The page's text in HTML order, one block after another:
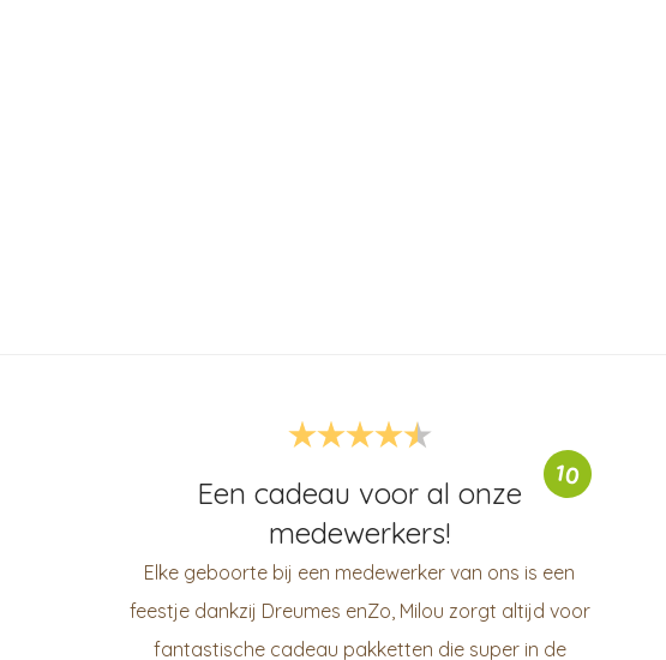
10
Een cadeau voor al onze
medewerkers!
Elke geboorte bij een medewerker van ons is een
feestje dankzij Dreumes enZo, Milou zorgt altijd voor
fantastische cadeau pakketten die super in de